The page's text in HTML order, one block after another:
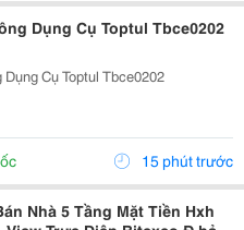
Dụng Cụ Toptul Tbce0202
Cụ Toptul Tbce0202
15 phút trước
Nhà 5 Tầng Mặt Tiền Hxh